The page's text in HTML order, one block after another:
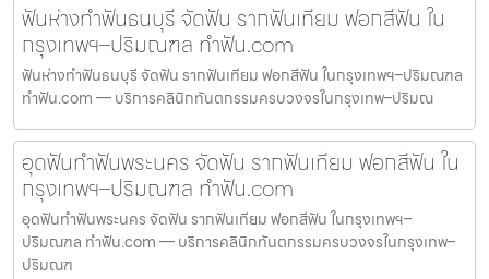
ฟันห่างทำฟันธนบุรี จัดฟัน รากฟันเทียม ฟอกสีฟัน ใน
กรุงเทพฯ–ปริมณฑล ทำฟัน.com
ฟันห่างทำฟันธนบุรี จัดฟัน รากฟันเทียม ฟอกสีฟัน ในกรุงเทพฯ–ปริมณฑล
ทำฟัน.com — บริการคลินิกทันตกรรมครบวงจรในกรุงเทพ–ปริมณ
อุดฟันทำฟันพระนคร จัดฟัน รากฟันเทียม ฟอกสีฟัน ใน
กรุงเทพฯ–ปริมณฑล ทำฟัน.com
อุดฟันทำฟันพระนคร จัดฟัน รากฟันเทียม ฟอกสีฟัน ในกรุงเทพฯ–
ปริมณฑล ทำฟัน.com — บริการคลินิกทันตกรรมครบวงจรในกรุงเทพ–
ปริมณฑ